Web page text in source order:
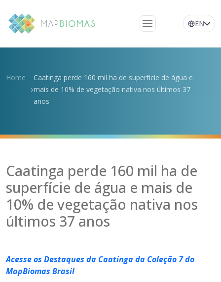
Plataforma
Notícias
EN
Home
Caatinga perde 160 mil ha de superfície de água e
mais de 10% de vegetação nativa nos últimos 37
anos
Caatinga perde 160 mil ha de
superfície de água e mais de
10% de vegetação nativa nos
últimos 37 anos
Acesse os Destaques da Caatinga da Coleção 7 do
MapBiomas Brasil